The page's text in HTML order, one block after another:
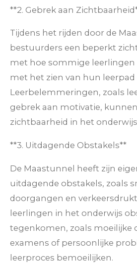
**2. Gebrek aan
Tijdens het rijden door de
bestuurders een beperkt
met hoe sommige
met het zien van hun leerpad
Leerbelemmeringen, zoals
gebrek aan motivatie,
zichtbaarheid in het
**3. Uitdagende Obstakels**
De Maastunnel heeft zijn
uitdagende obstakels, zoals
doorgangen en
leerlingen in het onderwijs
tegenkomen, zoals moeilijke
examens of persoonlijke
leerproces bemoeilijken.